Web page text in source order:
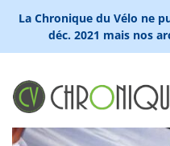
La Chronique du Vélo ne
déc. 2021 mais nos